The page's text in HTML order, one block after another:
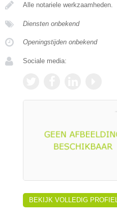
Alle notariele werkzaamheden.
Diensten onbekend
Openingstijden onbekend
Sociale media:
BEKIJK VOLLEDIG PROFIEL